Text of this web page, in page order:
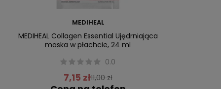
MEDIHEAL
MEDIHEAL Collagen Essential Ujędrniająca
maska w płachcie, 24 ml
0.0
7,15 zł11,00 zł